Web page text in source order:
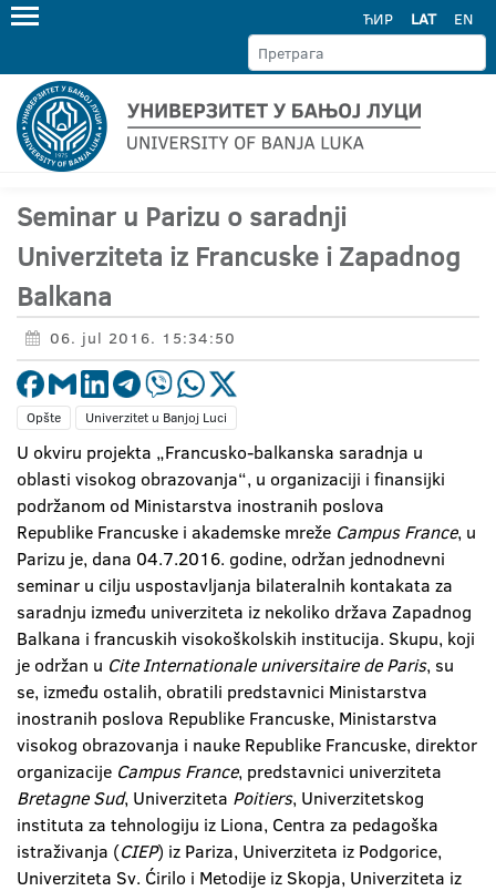
ЋИР LAT EN
Seminar u Parizu o saradnji
Univerziteta iz Francuske i Zapadnog
Balkana
06. jul 2016. 15:34:50
Opšte Univerzitet u Banjoj Luci
U okviru projekta „Francusko-balkanska saradnja u
oblasti visokog obrazovanja“, u organizaciji i finansijki
podržanom od Ministarstva inostranih poslova
Republike Francuske i akademske mreže Campus France, u
Parizu je, dana 04.7.2016. godine, održan jednodnevni
seminar u cilju uspostavljanja bilateralnih kontakata za
saradnju između univerziteta iz nekoliko država Zapadnog
Balkana i francuskih visokoškolskih institucija. Skupu, koji
je održan u Cite Internationale universitaire de Paris, su
se, između ostalih, obratili predstavnici Ministarstva
inostranih poslova Republike Francuske, Ministarstva
visokog obrazovanja i nauke Republike Francuske, direktor
organizacije Campus France, predstavnici univerziteta
Bretagne Sud, Univerziteta Poitiers, Univerzitetskog
instituta za tehnologiju iz Liona, Centra za pedagoška
istraživanja (CIEP) iz Pariza, Univerziteta iz Podgorice,
Univerziteta Sv. Ćirilo i Metodije iz Skopja, Univerziteta iz